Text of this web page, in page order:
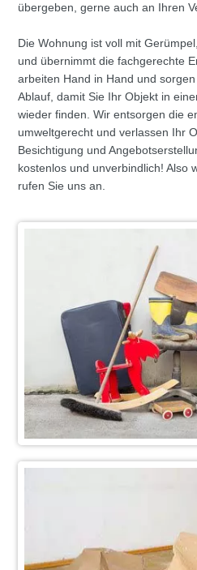
übergeben, gerne auch an Ihren
Die Wohnung ist voll mit
und übernimmt die fachgerechte
arbeiten Hand in Hand und
Ablauf, damit Sie Ihr Objekt in
wieder finden. Wir entsorgen die
umweltgerecht und verlassen Ihr
Besichtigung und
kostenlos und unverbindlich! Also
rufen Sie uns an.